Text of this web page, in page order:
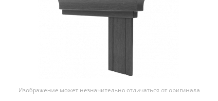
Изображение может незначительно отличаться от оригинала